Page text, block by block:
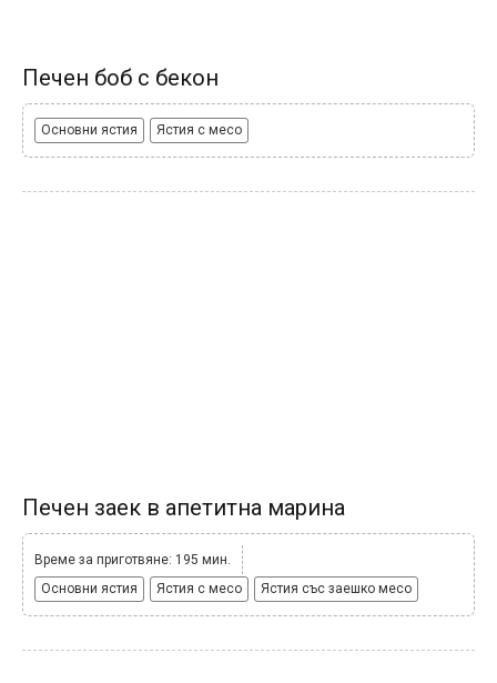
Печен боб с бекон
Основни ястия Ястия с месо
Печен заек в апетитна марина
Време за приготвяне: 195 мин.
Основни ястия
Ястия с месо Ястия със заешко месо